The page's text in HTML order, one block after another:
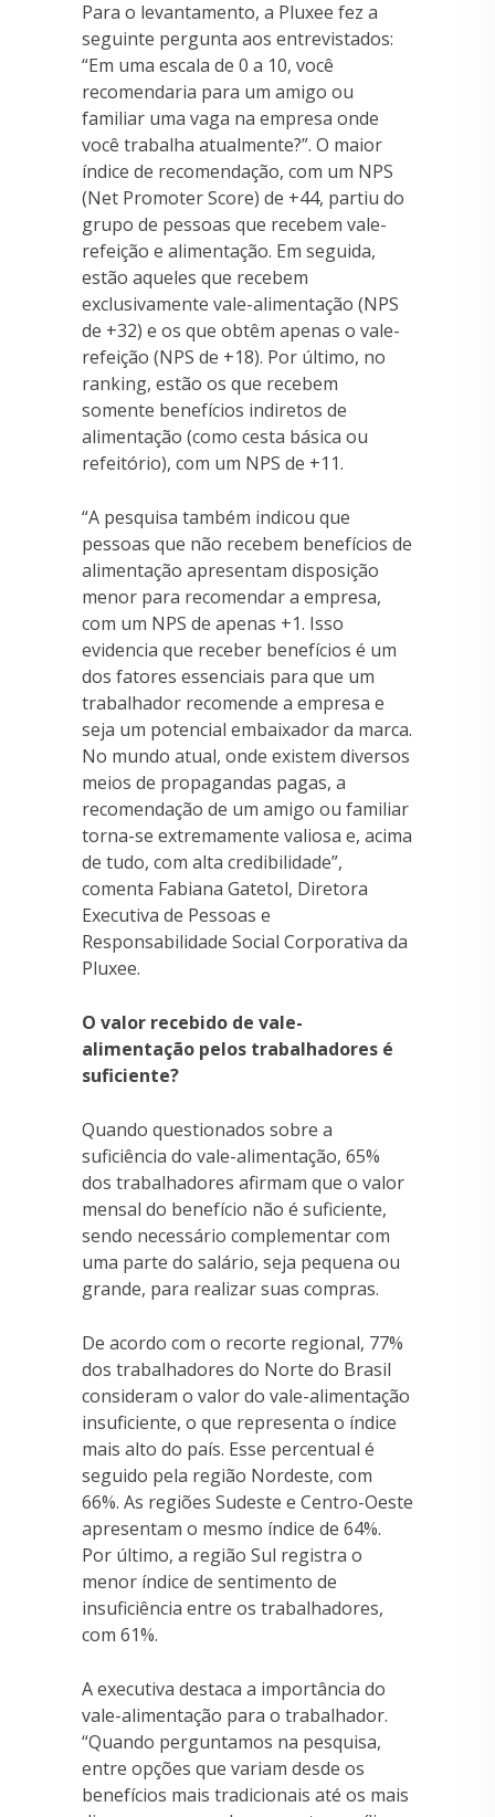
Para o levantamento, a Pluxee fez a
seguinte pergunta aos entrevistados:
“Em uma escala de 0 a 10, você
recomendaria para um amigo ou
familiar uma vaga na empresa onde
você trabalha atualmente?”. O maior
índice de recomendação, com um NPS
(Net Promoter Score) de +44, partiu do
grupo de pessoas que recebem vale-
refeição e alimentação. Em seguida,
estão aqueles que recebem
exclusivamente vale-alimentação (NPS
de +32) e os que obtêm apenas o vale-
refeição (NPS de +18). Por último, no
ranking, estão os que recebem
somente benefícios indiretos de
alimentação (como cesta básica ou
refeitório), com um NPS de +11.
“A pesquisa também indicou que
pessoas que não recebem benefícios de
alimentação apresentam disposição
menor para recomendar a empresa,
com um NPS de apenas +1. Isso
evidencia que receber benefícios é um
dos fatores essenciais para que um
trabalhador recomende a empresa e
seja um potencial embaixador da marca.
No mundo atual, onde existem diversos
meios de propagandas pagas, a
recomendação de um amigo ou familiar
torna-se extremamente valiosa e, acima
de tudo, com alta credibilidade”,
comenta Fabiana Gatetol, Diretora
Executiva de Pessoas e
Responsabilidade Social Corporativa da
Pluxee.
O valor recebido de vale-
alimentação pelos trabalhadores é
suficiente?
Quando questionados sobre a
suficiência do vale-alimentação, 65%
dos trabalhadores afirmam que o valor
mensal do benefício não é suficiente,
sendo necessário complementar com
uma parte do salário, seja pequena ou
grande, para realizar suas compras.
De acordo com o recorte regional, 77%
dos trabalhadores do Norte do Brasil
consideram o valor do vale-alimentação
insuficiente, o que representa o índice
mais alto do país. Esse percentual é
seguido pela região Nordeste, com
66%. As regiões Sudeste e Centro-Oeste
apresentam o mesmo índice de 64%.
Por último, a região Sul registra o
menor índice de sentimento de
insuficiência entre os trabalhadores,
com 61%.
A executiva destaca a importância do
vale-alimentação para o trabalhador.
“Quando perguntamos na pesquisa,
entre opções que variam desde os
benefícios mais tradicionais até os mais